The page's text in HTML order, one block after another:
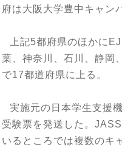
府は大阪大学豊中キャン
上記5都府県のほかに
葉、神奈川、石川、静岡
で17都道府県に上る。
実施元の日本学生支援
受験票を発送した。
いるところでは複数のキ